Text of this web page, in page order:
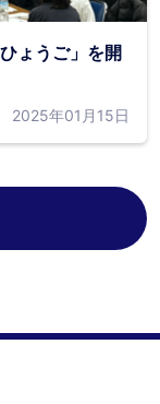
ょうご」を開
2025年01月15日